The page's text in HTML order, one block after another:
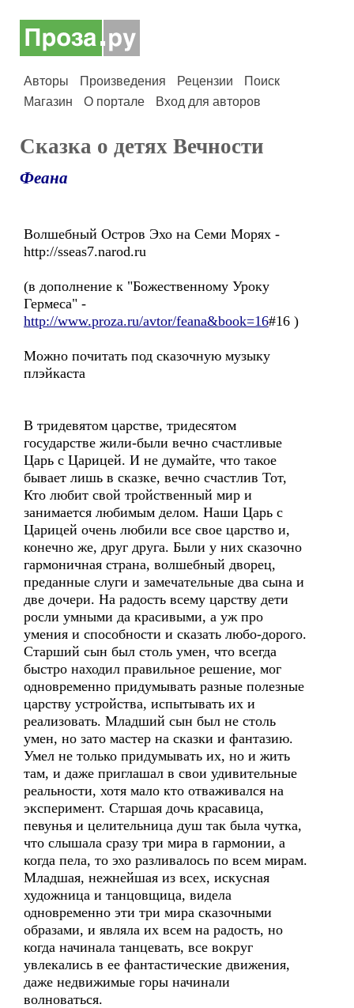
Авторы Произведения Рецензии
Поиск
Магазин
О портале Вход для авторов
Сказка о детях Вечности
Феана
Волшебный Остров Эхо на Семи Морях -
http://sseas7.narod.ru
(в дополнение к "Божественному Уроку
Гермеса" -
http://www.proza.ru/avtor/feana&book=16#16 )
Можно почитать под сказочную музыку
плэйкаста
В тридевятом царстве, тридесятом
государстве жили-были вечно счастливые
Царь с Царицей. И не думайте, что такое
бывает лишь в сказке, вечно счастлив Тот,
Кто любит свой тройственный мир и
занимается любимым делом. Наши Царь с
Царицей очень любили все свое царство и,
конечно же, друг друга. Были у них сказочно
гармоничная страна, волшебный дворец,
преданные слуги и замечательные два сына и
две дочери. На радость всему царству дети
росли умными да красивыми, а уж про
умения и способности и сказать любо-дорого.
Старший сын был столь умен, что всегда
быстро находил правильное решение, мог
одновременно придумывать разные полезные
царству устройства, испытывать их и
реализовать. Младший сын был не столь
умен, но зато мастер на сказки и фантазию.
Умел не только придумывать их, но и жить
там, и даже приглашал в свои удивительные
реальности, хотя мало кто отваживался на
эксперимент. Старшая дочь красавица,
певунья и целительница душ так была чутка,
что слышала сразу три мира в гармонии, а
когда пела, то эхо разливалось по всем мирам.
Младшая, нежнейшая из всех, искусная
художница и танцовщица, видела
одновременно эти три мира сказочными
образами, и являла их всем на радость, но
когда начинала танцевать, все вокруг
увлекались в ее фантастические движения,
даже недвижимые горы начинали
волноваться.